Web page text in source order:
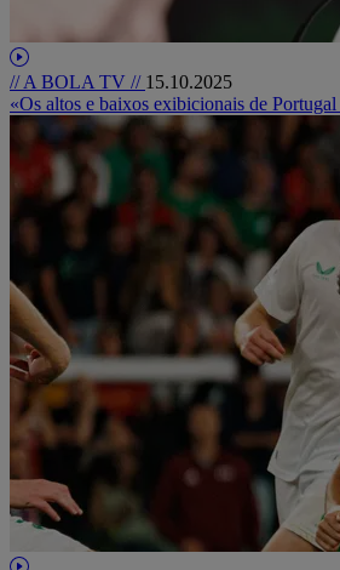
// A BOLA TV // 15.10.2025
«Os altos e baixos exibicionais de